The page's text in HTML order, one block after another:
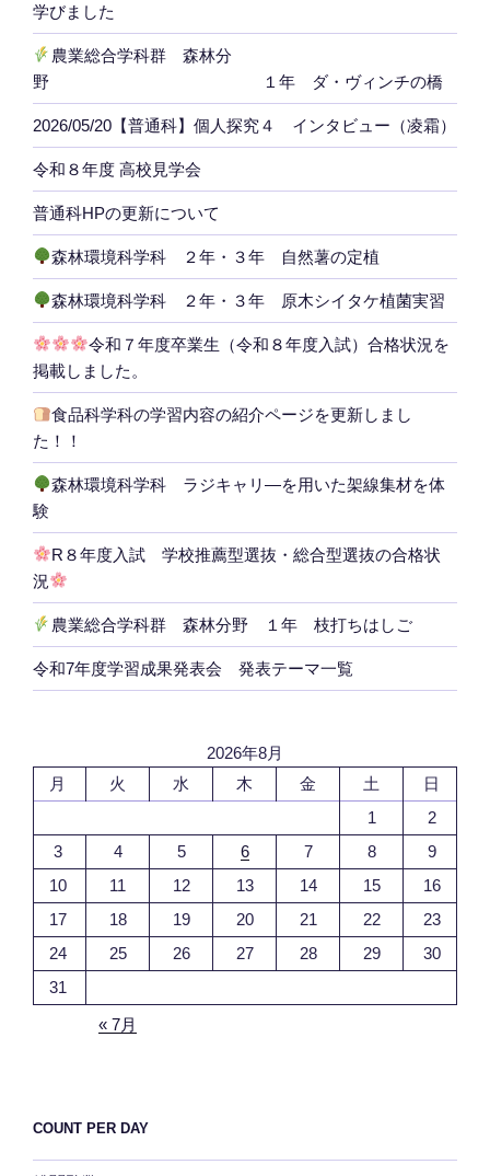
学びました
農業総合学科群 森林分
野 １年 ダ・ヴィンチの橋
2026/05/20【普通科】個人探究４ インタビュー（凌霜）
令和８年度 高校見学会
普通科HPの更新について
森林環境科学科 ２年・３年 自然薯の定植
森林環境科学科 ２年・３年 原木シイタケ植菌実習
令和７年度卒業生（令和８年度入試）合格状況を
掲載しました。
食品科学科の学習内容の紹介ページを更新しまし
た！！
森林環境科学科 ラジキャリ―を用いた架線集材を体
験
R８年度入試 学校推薦型選抜・総合型選抜の合格状
況
農業総合学科群 森林分野 １年 枝打ちはしご
令和7年度学習成果発表会 発表テーマ一覧
2026年8月
月
火 水 木 金 土
日
1
2
3
4 5 6 7 8
9
10
11 12 13 14 15
16
17
18 19 20 21 22
23
24
25 26 27 28 29
30
31
« 7月
COUNT PER DAY